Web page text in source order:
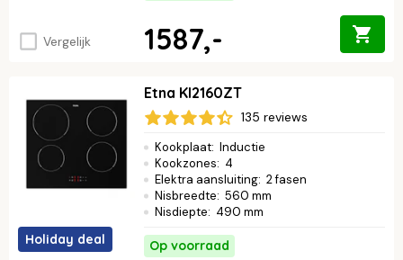
Vergelijk 1587,-
Holiday deal
Etna KI2160ZT
135 reviews
Kookplaat: Inductie
Kookzones: 4
Elektra aansluiting: 2 fasen
Nisbreedte: 560 mm
Nisdiepte: 490 mm
Op voorraad